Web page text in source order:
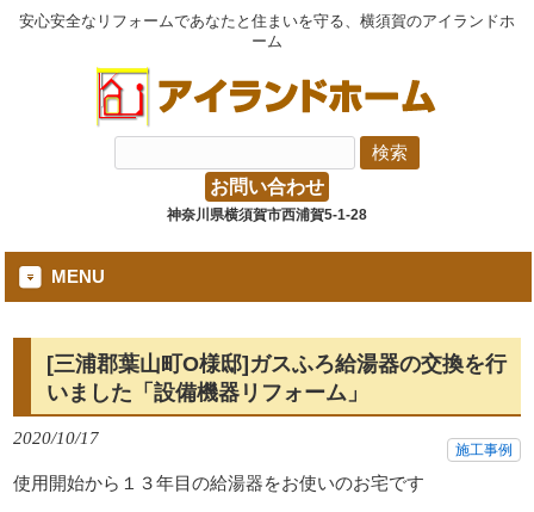
安心安全なリフォームであなたと住まいを守る、横須賀のアイランドホ
ーム
お問い合わせ
神奈川県横須賀市西浦賀5-1-28
MENU
[三浦郡葉山町O様邸]ガスふろ給湯器の交換を行
いました「設備機器リフォーム」
2020/10/17
施工事例
使用開始から１３年目の給湯器をお使いのお宅です